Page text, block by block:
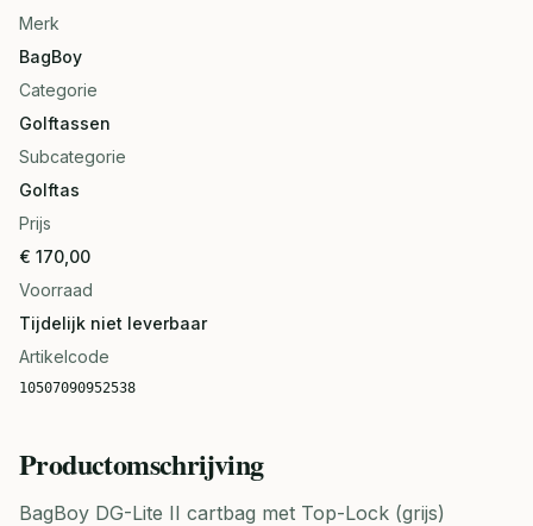
Merk
BagBoy
Categorie
Golftassen
Subcategorie
Golftas
Prijs
€ 170,00
Voorraad
Tijdelijk niet leverbaar
Artikelcode
10507090952538
Productomschrijving
BagBoy DG-Lite II cartbag met Top-Lock (grijs)